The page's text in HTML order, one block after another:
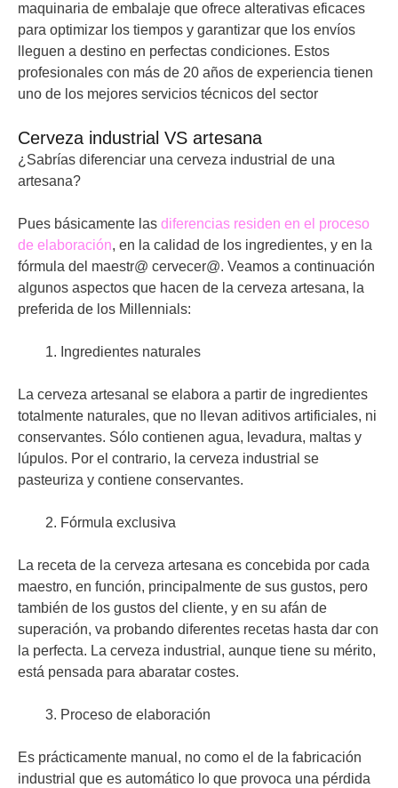
maquinaria de embalaje que ofrece alterativas eficaces
para optimizar los tiempos y garantizar que los envíos
lleguen a destino en perfectas condiciones. Estos
profesionales con más de 20 años de experiencia tienen
uno de los mejores servicios técnicos del sector
Cerveza industrial VS artesana
¿Sabrías diferenciar una cerveza industrial de una
artesana?
Pues básicamente las diferencias residen en el proceso
de elaboración, en la calidad de los ingredientes, y en la
fórmula del maestr@ cervecer@. Veamos a continuación
algunos aspectos que hacen de la cerveza artesana, la
preferida de los Millennials:
Ingredientes naturales
La cerveza artesanal se elabora a partir de ingredientes
totalmente naturales, que no llevan aditivos artificiales, ni
conservantes. Sólo contienen agua, levadura, maltas y
lúpulos. Por el contrario, la cerveza industrial se
pasteuriza y contiene conservantes.
Fórmula exclusiva
La receta de la cerveza artesana es concebida por cada
maestro, en función, principalmente de sus gustos, pero
también de los gustos del cliente, y en su afán de
superación, va probando diferentes recetas hasta dar con
la perfecta. La cerveza industrial, aunque tiene su mérito,
está pensada para abaratar costes.
Proceso de elaboración
Es prácticamente manual, no como el de la fabricación
industrial que es automático lo que provoca una pérdida